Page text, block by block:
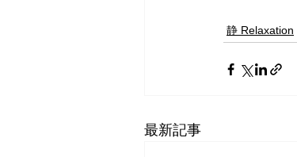
静 Relaxation
最新記事